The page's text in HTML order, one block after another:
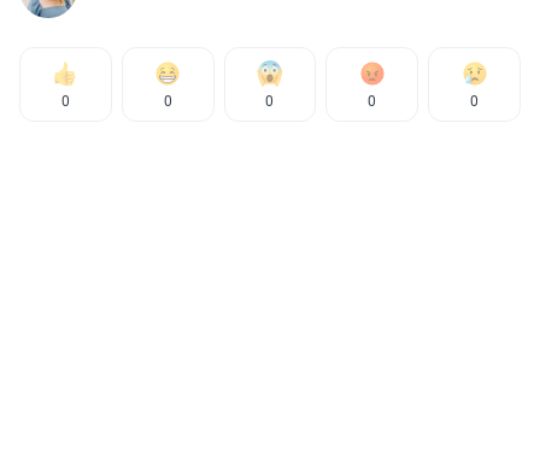
0 0 0 0 0